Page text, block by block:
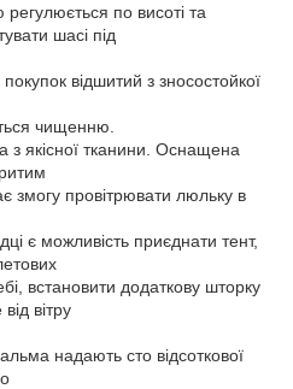
по висоті та
шасі під
відшитий з зносостойкої
чищенню.
з якісної тканини. Оснащена
змогу провітрювати люльку в
є можливість приєднати тент,
встановити додаткову шторку
вітру
надають сто відсоткової